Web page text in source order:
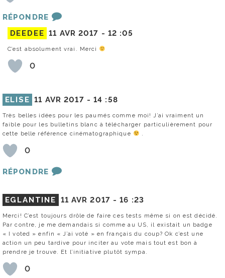
RÉPONDRE
DEEDEE 11 AVR 2017 - 12 :05
C’est absolument vrai. Merci
0
ELISE 11 AVR 2017 -14 :58
Très belles idées pour les paumés comme moi! J’ai vraiment un
faible pour les bulletins blanc à télécharger particulièrement pour
cette belle référence cinématographique
0
RÉPONDRE
EGLANTINE 11 AVR 2017 -16 :23
Merci! C’est toujours drôle de faire ces tests même si on est décidé.
Par contre, je me demandais si comme au US, il existait un badge
« I voted » enfin « J’ai voté » en français du coup? Ok c’est une
action un peu tardive pour inciter au vote mais tout est bon à
prendre je trouve. Et l’initiative plutôt sympa.
0